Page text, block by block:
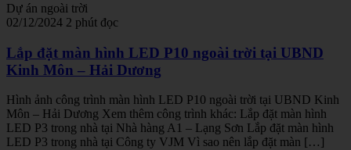
Dự án ngoài trời
02/12/2024 2 phút đọc
Lắp đặt màn hình LED P10 ngoài trời tại UBND
Kinh Môn – Hải Dương
Hình ảnh công trình màn hình LED P10 ngoài trời tại UBND Kinh
Môn – Hải Dương Xem thêm công trình khác: Lắp đặt màn hình
LED P3 trong nhà tại Nhà hàng A1 – Lạng Sơn Lắp đặt màn hình
LED P3 trong nhà tại Công ty VJM Vì sao nên lắp đặt màn […]